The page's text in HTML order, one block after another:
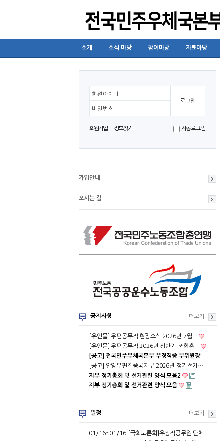
소개 소식 마당 참여마당 자료마당
회원아이디
비밀번호
회원가입 정보찾기 자동로그인
가입안내
오시는 길
공지사항
[유인물] 우편공무직 현장소식 2026년 7월…
[유인물] 우편공무직 2026년 상반기 조합홍…
[공고] 전국민주우체국본부 우정직종 부위원장
…[공고] 안양우편집중국지부 2026년 정기선거…
지부 정기총회 및 선거관련 양식 모음2
지부 정기총회 및 선거관련 양식 모음
더보기
일정
01/16~01/16[국회토론회]우정직공무원 단체
더보기